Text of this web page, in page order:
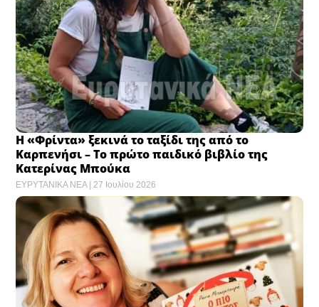
Η «Φρίντα» ξεκινά το ταξίδι της από το
Καρπενήσι – Το πρώτο παιδικό βιβλίο της
Κατερίνας Μπούκα
ΕΥΡΥΤΑΝΙΚΑ ΝΕΑ 27 Ιουλίου 2026